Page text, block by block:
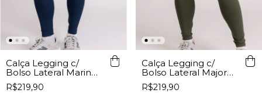
Calça Legging c/
Bolso Lateral Marinho
Lurk
R$219,90
Calça Legging c/
Bolso Lateral Major
Lurk
R$219,90